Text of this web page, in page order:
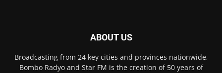
ABOUT US
Broadcasting from 24 key cities and provinces nationwide,
Bombo Radyo and Star FM is the creation of 50 years of